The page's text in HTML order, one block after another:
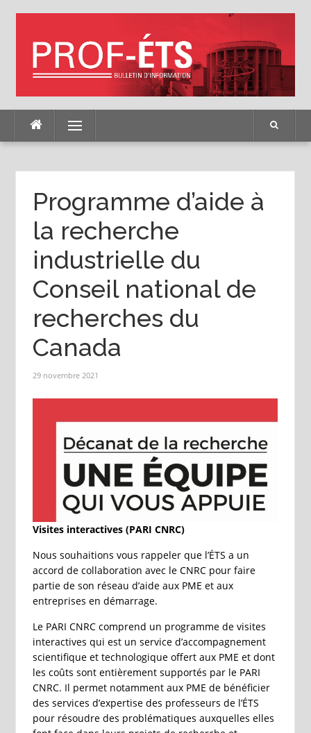
Menu
Programme d’aide à
la recherche
industrielle du
Conseil national de
recherches du
Canada
29 novembre 2021
Visites interactives (PARI CNRC)
Nous souhaitions vous rappeler que l’ÉTS a un
accord de collaboration avec le CNRC pour faire
partie de son réseau d’aide aux PME et aux
entreprises en démarrage.
Le PARI CNRC comprend un programme de visites
interactives qui est un service d’accompagnement
scientifique et technologique offert aux PME et dont
les coûts sont entièrement supportés par le PARI
CNRC. Il permet notamment aux PME de bénéficier
des services d’expertise des professeurs de l’ÉTS
pour résoudre des problématiques auxquelles elles